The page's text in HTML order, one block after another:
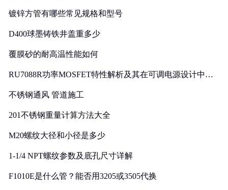
镀锌方管有哪些常见规格和型号
D400球墨铸铁井盖重多少
覆膜砂的耐高温性能如何
RU7088R功率MOSFET特性解析及其在可调电源设计中的
不锈钢通风 管道施工
201不锈钢重量计算方法大全
M20螺纹大径和小径是多少
1-1/4 NPT螺纹参数及底孔尺寸详解
F1010E是什么管？能否用3205或3505代换